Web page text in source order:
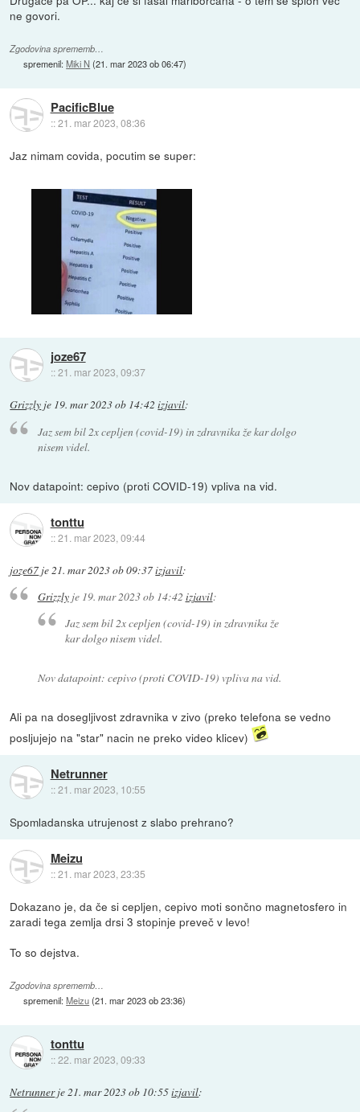
ne govori.
Zgodovina sprememb…
spremenil:Miki N (21. mar 2023 ob 06:47)
PacificBlue
::21. mar 2023, 08:36
Jaz nimam covida, pocutim se super:
joze67
::21. mar 2023, 09:37
Grizzly je 19. mar 2023 ob 14:42 izjavil:
Jaz sem bil 2x cepljen (covid-19) in zdravnika že kar dolgo
nisem videl.
Nov datapoint: cepivo (proti COVID-19) vpliva na vid.
tonttu
::21. mar 2023, 09:44
joze67 je21. mar 2023 ob 09:37izjavil:
Grizzlyje 19. mar 2023 ob 14:42 izjavil:
Jaz sem bil 2x cepljen (covid-19) in zdravnika že
kar dolgo nisem videl.
Nov datapoint: cepivo (proti COVID-19) vpliva na vid.
Ali pa na dosegljivost zdravnika v zivo (preko telefona se vedno
posljujejo na "star" nacin ne preko video klicev)
Netrunner
::21. mar 2023, 10:55
Spomladanska utrujenost z slabo prehrano?
Meizu
::21. mar 2023, 23:35
Dokazano je, da če si cepljen, cepivo moti sončno magnetosfero in
zaradi tega zemlja drsi 3 stopinje preveč v levo!
To so dejstva.
Zgodovina sprememb…
spremenil:Meizu(21. mar 2023 ob 23:36)
tonttu
::22. mar 2023, 09:33
Netrunnerje21. mar 2023 ob 10:55izjavil: